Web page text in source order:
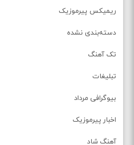
ریمیکس پیرموزیک
دسته‌بندی نشده
تک آهنگ
تبلیغات
بیوگرافی مرداد
اخبار پیرموزیک
آهنگ شاد